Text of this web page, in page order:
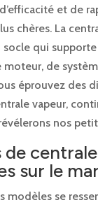
et de
chères. La
socle qui
moteur, de
éprouvez des
vapeur,
nos
de
sur le
modèles se